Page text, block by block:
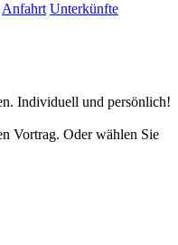
Anfahrt Unterkünfte
Individuell und persönlich!
Vortrag. Oder wählen Sie